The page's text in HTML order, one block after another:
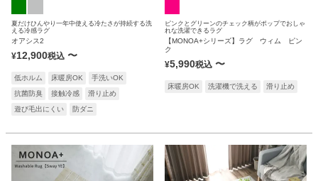
夏だけひんやり一年中使える冷たさが持続する洗
える冷感ラグ
オアシス2
¥12,900税込 〜
低ホルム 床暖房OK
手洗いOK
抗菌防臭
接触冷感
滑り止め
遊び毛出にくい
防ダニ
ピンクとグリーンのチェック柄がポップでおしゃ
れな洗濯できるラグ
【MONOA+シリーズ】ラグ ウィム ピン
ク
¥5,990税込 〜
床暖房OK 洗濯機で洗える 滑り止め